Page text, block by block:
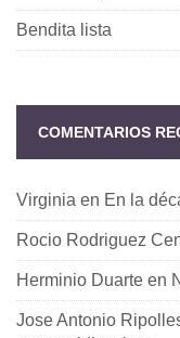
Bendita lista
COMENTARIOS
Virginia en En la
Rocio Rodriguez
Herminio Duarte en
Jose Antonio